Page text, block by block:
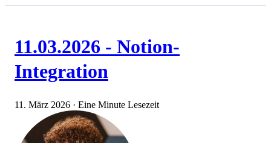
11.03.2026 - Notion-
Integration
11. März 2026 · Eine Minute Lesezeit